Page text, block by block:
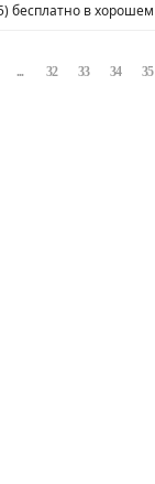
в хорошем
... 32 33 34 35